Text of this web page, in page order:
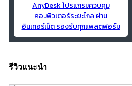
AnyDesk โปรแกรมควบคุม
คอมพิวเตอร์ระยะไกล ผ่าน
อินเทอร์เน็ต รองรับทุกแพลตฟอร์ม
รีวิวแนะนำ